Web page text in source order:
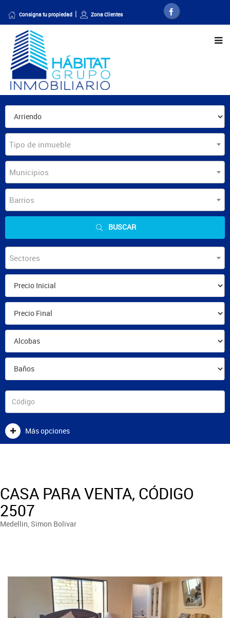
Consigna tu propiedad Zona Clientes
Tipo de inmueble
Municipios
Barrios
BUSCAR
Sectores
Más opciones
CASA PARA VENTA, CÓDIGO
2507
Medellin, Simon Bolivar